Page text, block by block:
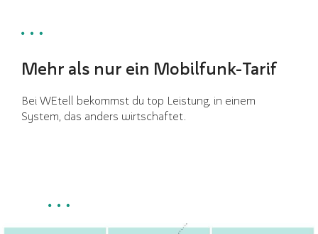
Mehr als nur ein Mobilfunk-Tarif
Bei WEtell bekommst du top Leistung, in einem
System, das anders wirtschaftet.